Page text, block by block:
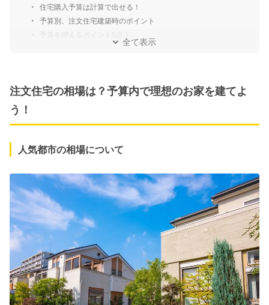
住宅購入予算は計算で出せる！
予算別、注文住宅建築時のポイント
全て表示
注文住宅の相場は？予算内で理想のお家を建てよ
う！
人気都市の相場について